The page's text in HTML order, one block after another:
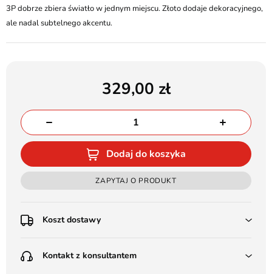
3P dobrze zbiera światło w jednym miejscu. Złoto dodaje dekoracyjnego,
ale nadal subtelnego akcentu.
329,00
Dodaj do koszyka
ZAPYTAJ O PRODUKT
Koszt dostawy
Poczta Polska Kurier 48H - 11 zł
Kontakt z konsultantem